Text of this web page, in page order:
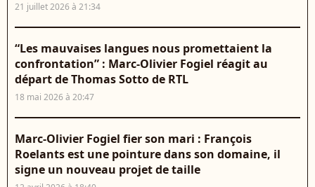
21 juillet 2026 à 21:34
“Les mauvaises langues nous promettaient la
confrontation” : Marc-Olivier Fogiel réagit au
départ de Thomas Sotto de RTL
18 mai 2026 à 20:47
Marc-Olivier Fogiel fier son mari : François
Roelants est une pointure dans son domaine, il
signe un nouveau projet de taille